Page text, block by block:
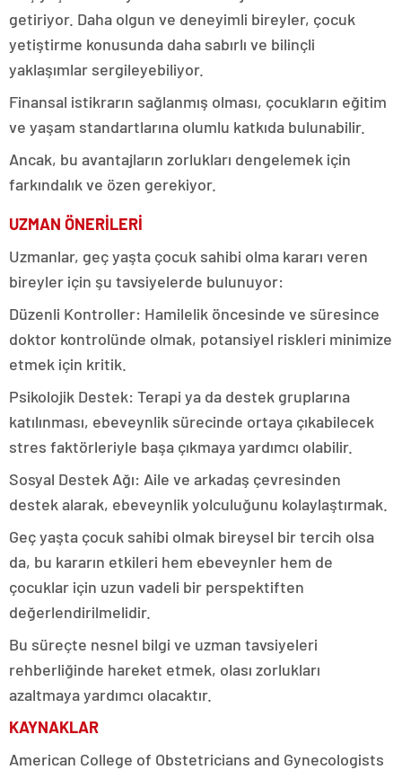
getiriyor. Daha olgun ve deneyimli bireyler, çocuk
yetiştirme konusunda daha sabırlı ve bilinçli
yaklaşımlar sergileyebiliyor.
Finansal istikrarın sağlanmış olması, çocukların eğitim
ve yaşam standartlarına olumlu katkıda bulunabilir.
Ancak, bu avantajların zorlukları dengelemek için
farkındalık ve özen gerekiyor.
UZMAN ÖNERİLERİ
Uzmanlar, geç yaşta çocuk sahibi olma kararı veren
bireyler için şu tavsiyelerde bulunuyor:
Düzenli Kontroller: Hamilelik öncesinde ve süresince
doktor kontrolünde olmak, potansiyel riskleri minimize
etmek için kritik.
Psikolojik Destek: Terapi ya da destek gruplarına
katılınması, ebeveynlik sürecinde ortaya çıkabilecek
stres faktörleriyle başa çıkmaya yardımcı olabilir.
Sosyal Destek Ağı: Aile ve arkadaş çevresinden
destek alarak, ebeveynlik yolculuğunu kolaylaştırmak.
Geç yaşta çocuk sahibi olmak bireysel bir tercih olsa
da, bu kararın etkileri hem ebeveynler hem de
çocuklar için uzun vadeli bir perspektiften
değerlendirilmelidir.
Bu süreçte nesnel bilgi ve uzman tavsiyeleri
rehberliğinde hareket etmek, olası zorlukları
azaltmaya yardımcı olacaktır.
KAYNAKLAR
American College of Obstetricians and Gynecologists